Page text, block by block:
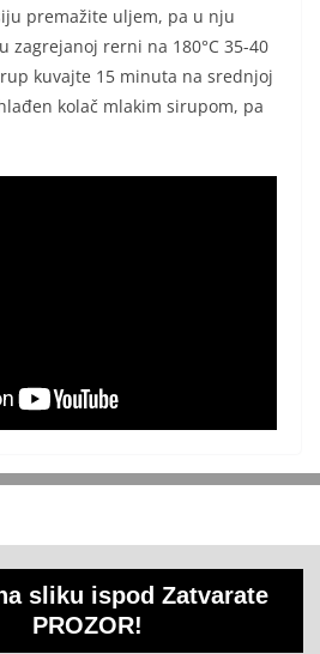
premažite uljem, pa u nju
zagrejanoj rerni na 180°C 35-40
kuvajte 15 minuta na srednjoj
kolač mlakim sirupom, pa
1 PRANJE I KAO DA SU
OTROVA: Podmlađuje tijelo i
sliku ispod Zatvarate
PROZOR!